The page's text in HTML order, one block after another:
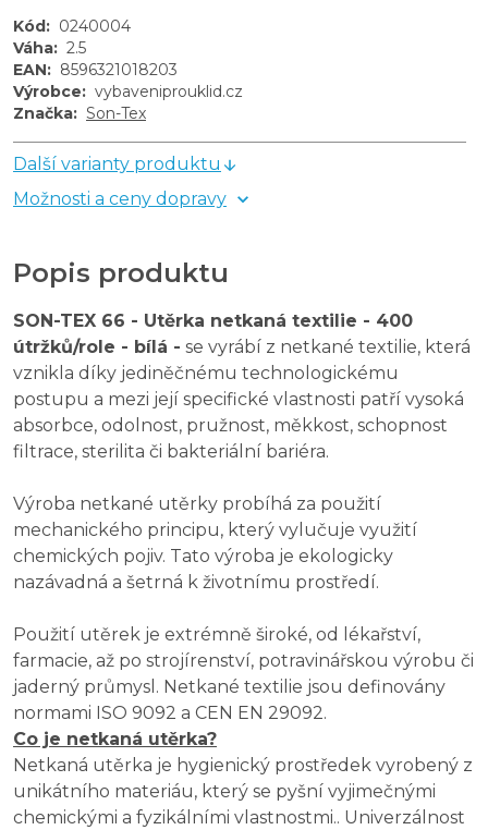
Kód : 0240004
Váha: 2.5
EAN: 8596321018203
Výrobce: vybaveniprouklid.cz
Značka: Son-Tex
Další varianty produktu
Možnosti a ceny dopravy
Popis produktu
SON-TEX 66 - Utěrka netkaná textilie - 400
útržků/role - bílá - se vyrábí z netkané textilie, která
vznikla díky jediněčnému technologickému
postupu a mezi její specifické vlastnosti patří vysoká
absorbce, odolnost, pružnost, měkkost, schopnost
filtrace, sterilita či bakteriální bariéra.
Výroba netkané utěrky probíhá za použití
mechanického principu, který vylučuje využití
chemických pojiv. Tato výroba je ekologicky
nazávadná a šetrná k životnímu prostředí.
Použití utěrek je extrémně široké, od lékařství,
farmacie, až po strojírenství, potravinářskou výrobu či
jaderný průmysl. Netkané textilie jsou definovány
normami ISO 9092 a CEN EN 29092.
Co je netkaná utěrka?
Netkaná utěrka je hygienický prostředek vyrobený z
unikátního materiáu, který se pyšní vyjimečnými
chemickými a fyzikálními vlastnostmi.. Univerzálnost